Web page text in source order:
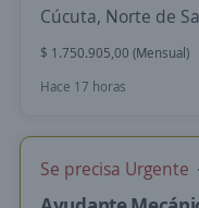
Cúcuta, Norte de
$ 1.750.905,00 (Mensual)
Hace 17 horas
Se precisa Urgente